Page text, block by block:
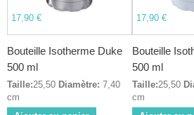
17,90 €
Bouteille Isotherme Duke
500 ml
Taille:25,50 Diamètre: 7,40
cm
17,90 €
Bouteille
500 ml
Taille:25,50
cm